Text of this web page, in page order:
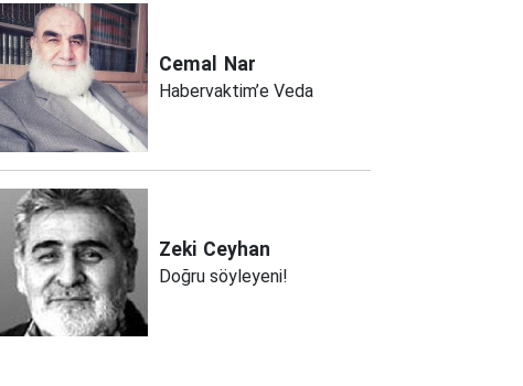
Cemal Nar
Habervaktim’e Veda
Zeki Ceyhan
Doğru söyleyeni!